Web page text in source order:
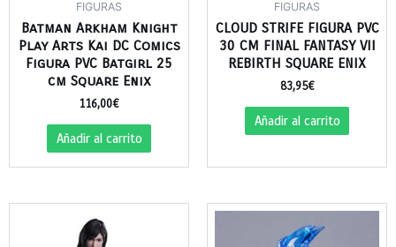
FIGURAS
Batman Arkham Knight
Play Arts Kai DC Comics
Figura PVC Batgirl 25
cm Square Enix
116,00€
Añadir al carrito
FIGURAS
CLOUD STRIFE FIGURA PVC
30 CM FINAL FANTASY VII
REBIRTH SQUARE ENIX
83,95€
Añadir al carrito